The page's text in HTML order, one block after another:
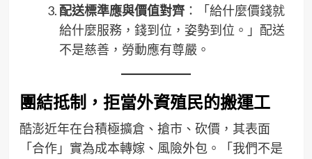
配送標準應與價值對齊：「給什麼價錢就
給什麼服務，錢到位，姿勢到位。」配送
不是慈善，勞動應有尊嚴。
團結抵制，拒當外資殖民的搬運工
酷澎近年在台積極擴倉、搶市、砍價，其表面
「合作」實為成本轉嫁、風險外包。「我們不是